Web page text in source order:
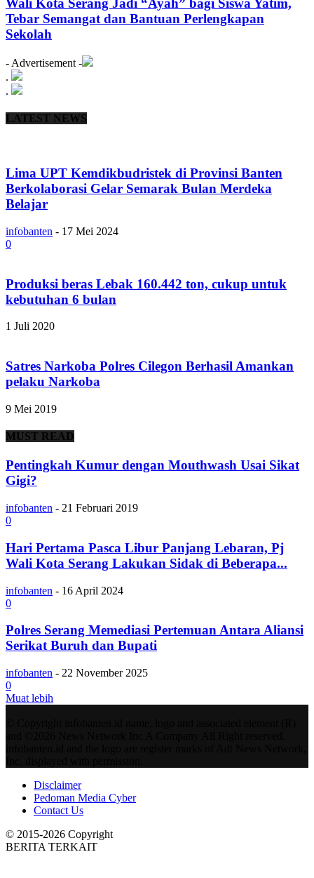
Wali Kota Serang Jadi “Ayah” bagi Siswa Yatim,
Tebar Semangat dan Bantuan Perlengkapan
Sekolah
- Advertisement -
.
.
LATEST NEWS
Lima UPT Kemdikbudristek di Provinsi Banten
Berkolaborasi Gelar Semarak Bulan Merdeka
Belajar
infobanten - 17 Mei 2024
0
Produksi beras Lebak 160.442 ton, cukup untuk
kebutuhan 6 bulan
1 Juli 2020
Satres Narkoba Polres Cilegon Berhasil Amankan
pelaku Narkoba
9 Mei 2019
MUST READ
Pentingkah Kumur dengan Mouthwash Usai Sikat
Gigi?
infobanten - 21 Februari 2019
0
Hari Pertama Pasca Libur Panjang Lebaran, Pj
Wali Kota Serang Lakukan Sidak di Beberapa...
infobanten - 16 April 2024
0
Polres Serang Memediasi Pertemuan Antara Aliansi
Serikat Buruh dan Bupati
infobanten - 22 November 2025
0
Muat lebih
Disclaimer
Pedoman Media Cyber
Contact Us
© 2015-2026 Copyright
BERITA TERKAIT